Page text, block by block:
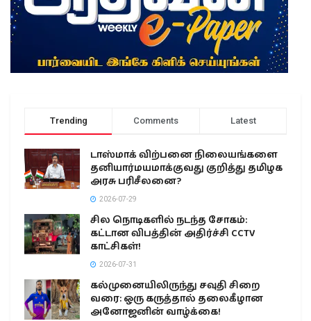
Trending Comments Latest
டாஸ்மாக் விற்பனை நிலையங்களை
தனியார்மயமாக்குவது குறித்து தமிழக
அரசு பரிசீலனை?
2026-07-29
சில நொடிகளில் நடந்த சோகம்:
கட்டான விபத்தின் அதிர்ச்சி CCTV
காட்சிகள்!
2026-07-31
கல்முனையிலிருந்து சவுதி சிறை
வரை: ஒரு கருத்தால் தலைகீழான
அனோஜனின் வாழ்க்கை!